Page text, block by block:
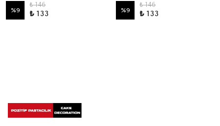
%9
₺ 146
₺ 133 %9
₺ 146
₺ 133